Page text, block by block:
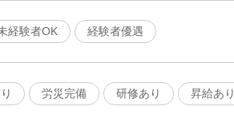
経験者OK 経験者優遇
労災完備 研修あり 昇給あり